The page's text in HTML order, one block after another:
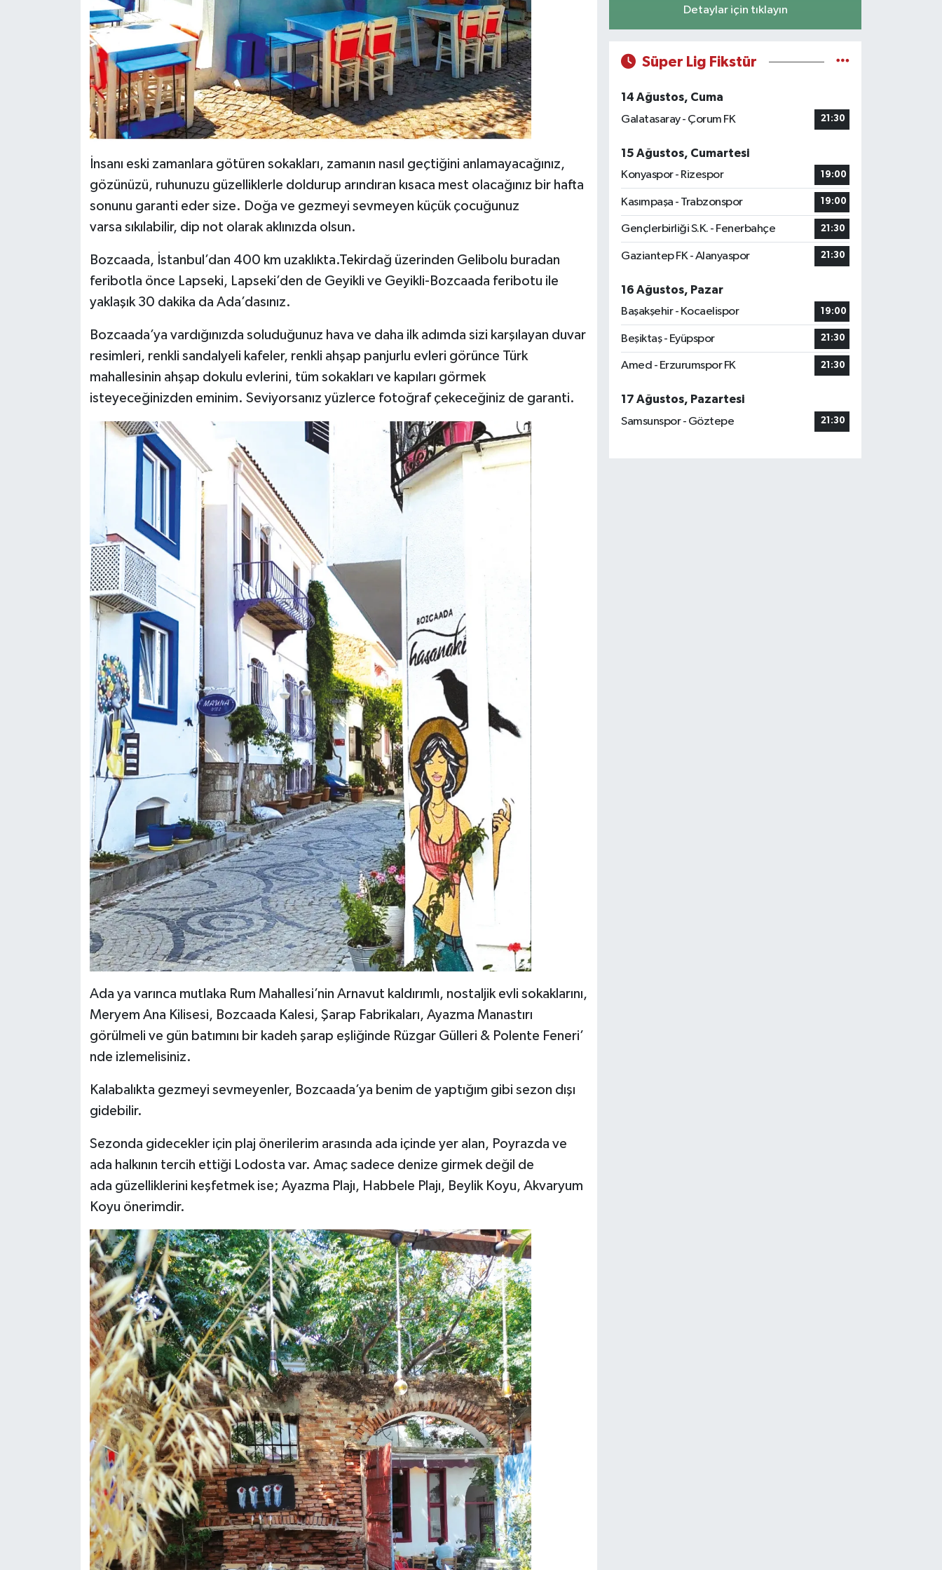
İnsanı eski zamanlara götüren sokakları, zamanın nasıl geçtiğini anlamayacağınız,
gözünüzü, ruhunuzu güzelliklerle doldurup arındıran kısaca mest olacağınız bir hafta
sonunu garanti eder size. Doğa ve gezmeyi sevmeyen küçük çocuğunuz
varsa sıkılabilir, dip not olarak aklınızda olsun.
Bozcaada, İstanbul’dan 400 km uzaklıkta.Tekirdağ üzerinden Gelibolu buradan
feribotla önce Lapseki, Lapseki’den de Geyikli ve Geyikli-Bozcaada feribotu ile
yaklaşık 30 dakika da Ada’dasınız.
Bozcaada’ya vardığınızda soluduğunuz hava ve daha ilk adımda sizi karşılayan duvar
resimleri, renkli sandalyeli kafeler, renkli ahşap panjurlu evleri görünce Türk
mahallesinin ahşap dokulu evlerini, tüm sokakları ve kapıları görmek
isteyeceğinizden eminim. Seviyorsanız yüzlerce fotoğraf çekeceğiniz de garanti.
Ada ya varınca mutlaka Rum Mahallesi’nin Arnavut kaldırımlı, nostaljik evli sokaklarını,
Meryem Ana Kilisesi, Bozcaada Kalesi, Şarap Fabrikaları, Ayazma Manastırı
görülmeli ve gün batımını bir kadeh şarap eşliğinde Rüzgar Gülleri & Polente Feneri’
nde izlemelisiniz.
Kalabalıkta gezmeyi sevmeyenler, Bozcaada’ya benim de yaptığım gibi sezon dışı
gidebilir.
Sezonda gidecekler için plaj önerilerim arasında ada içinde yer alan, Poyrazda ve
ada halkının tercih ettiği Lodosta var. Amaç sadece denize girmek değil de
ada güzelliklerini keşfetmek ise; Ayazma Plajı, Habbele Plajı, Beylik Koyu, Akvaryum
Koyu önerimdir.
Detaylar için tıklayın
Süper Lig Fikstür
14 Ağustos, Cuma
Galatasaray - Çorum FK
21:30
15 Ağustos, Cumartesi
Konyaspor - Rizespor
19:00
Kasımpaşa - Trabzonspor 19:00
Gençlerbirliği S.K. - Fenerbahçe 21:30
Gaziantep FK - Alanyaspor 21:30
16 Ağustos, Pazar
Başakşehir - Kocaelispor
19:00
Beşiktaş - Eyüpspor 21:30
Amed - Erzurumspor FK 21:30
17 Ağustos, Pazartesi
Samsunspor - Göztepe
21:30